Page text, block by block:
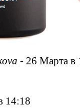
- 26 Марта в
14:18